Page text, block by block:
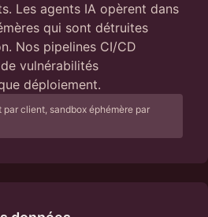
Les agents IA opèrent dans
qui sont détruites
Nos pipelines CI/CD
vulnérabilités
déploiement.
par client, sandbox éphémère par